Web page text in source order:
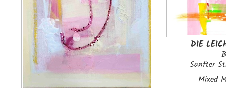
DIE
Sanfter
Mixed